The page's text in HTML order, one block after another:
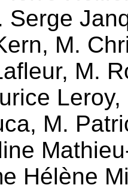
Serge
, M.
, M.
Leroy,
, M.
Hélène